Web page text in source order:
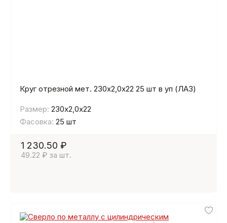
Круг отрезной мет. 230х2,0х22 25 шт в уп (ЛАЗ)
Размер: 230х2,0х22
Фасовка: 25 шт
1 230.50 ₽
49.22 ₽ за шт.